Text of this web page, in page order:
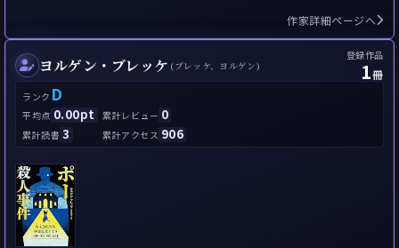
作家詳細ページへ
ヨルゲン・ブレッケ (ブレッケ、ヨルゲン)
登録作品
1冊
ランク D
平均点 0.00pt 累計レビュー 0
累計読書 3 累計アクセス 906